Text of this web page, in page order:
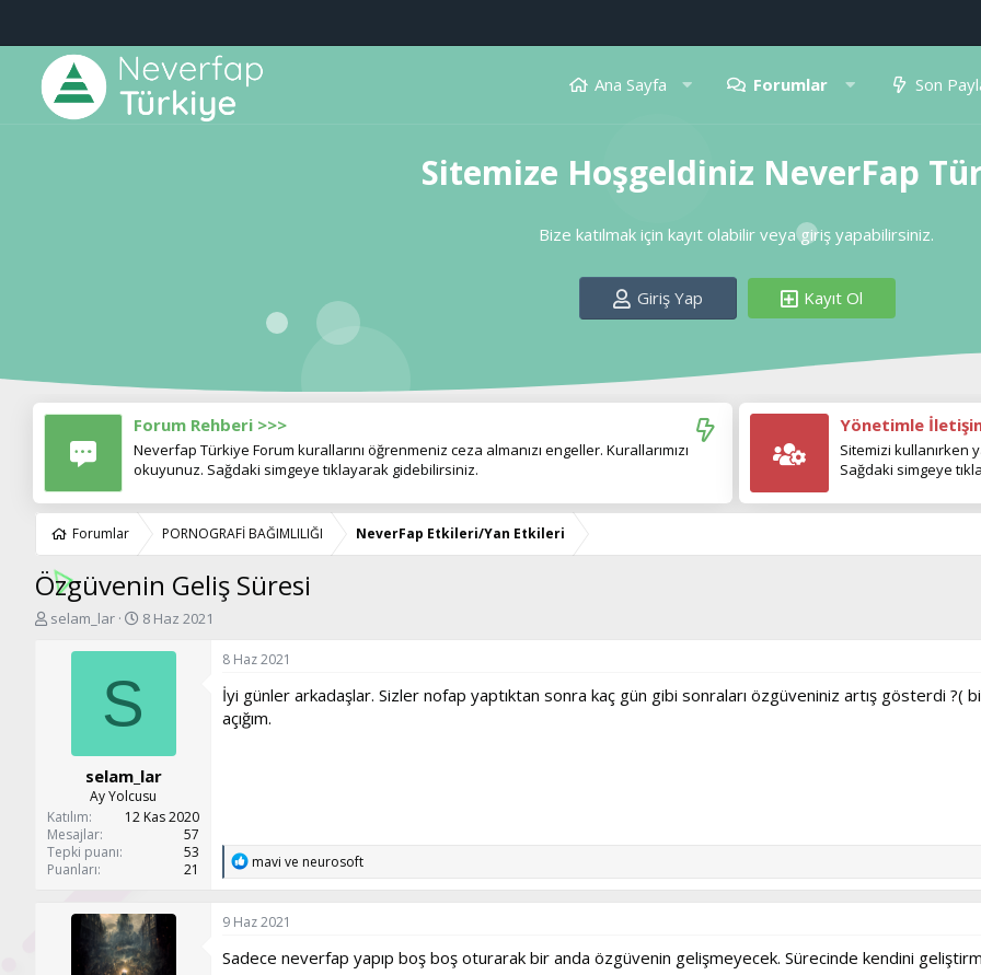
Ana Sayfa Forumlar Son
Sitemize Hoşgeldiniz NeverFap
Bize katılmak için kayıt olabilir veya giriş yapabilirsiniz.
Giriş Yap Kayıt Ol
Forum Rehberi >>>
Neverfap Türkiye Forum kurallarını öğrenmeniz ceza almanızı engeller. Kurallarımızı
okuyunuz. Sağdaki simgeye tıklayarak gidebilirsiniz.
Yönetimle
Sitemizi kullanırken
Sağdaki simgeye
Forumlar PORNOGRAFİ BAĞIMLILIĞI NeverFap Etkileri/Yan Etkileri
Özgüvenin Geliş Süresi
K
a
t
a
n
selam_lar
B
ş
ı
ç
t
a
8 Haz 2021
S
selam_lar
Ay Yolcusu
Katılım
12 Kas 2020
Mesajlar
57
Tepki puanı
53
Puanları
21
8 Haz 2021
İyi günler arkadaşlar. Sizler nofap yaptıktan sonra kaç gün gibi sonraları özgüveniniz artış gösterdi ?(
açığım.
T
p
i
e
mavi ve neurosoft
9 Haz 2021
Sadece neverfap yapıp boş boş oturarak bir anda özgüvenin gelişmeyecek. Sürecinde kendini